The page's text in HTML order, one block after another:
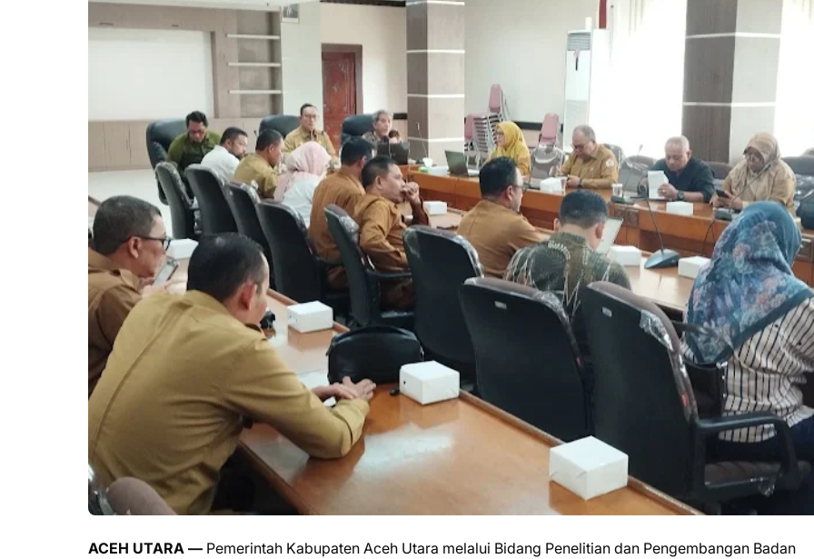
ACEH UTARA — Pemerintah Kabupaten Aceh Utara melalui Bidang Penelitian dan Pengembangan Badan